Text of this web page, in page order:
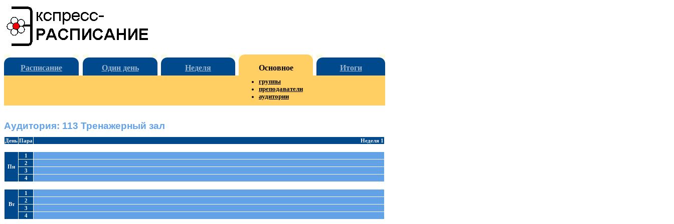
Расписание Один день Неделя Основное Итоги
группы
преподаватели
аудитории
Аудитория: 113 Тренажерный зал
День Пара Неделя 1
Пн
1
2
3
4
Вт
1
2
3
4